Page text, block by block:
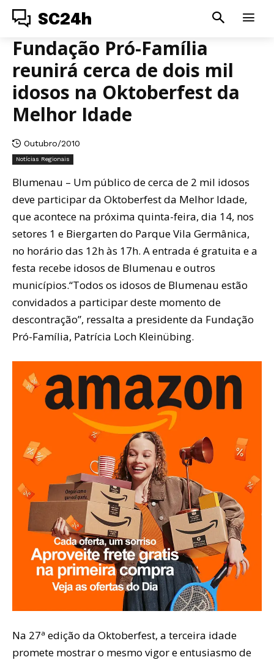
SC24h
Fundação Pró-Família
reunirá cerca de dois mil
idosos na Oktoberfest da
Melhor Idade
Outubro/2010
Notícias Regionais
Blumenau – Um público de cerca de 2 mil idosos
deve participar da Oktoberfest da Melhor Idade,
que acontece na próxima quinta-feira, dia 14, nos
setores 1 e Biergarten do Parque Vila Germânica,
no horário das 12h às 17h. A entrada é gratuita e a
festa recebe idosos de Blumenau e outros
municípios.“Todos os idosos de Blumenau estão
convidados a participar deste momento de
descontração”, ressalta a presidente da Fundação
Pró-Família, Patrícia Loch Kleinübing.
Na 27ª edição da Oktoberfest, a terceira idade
promete mostrar o mesmo vigor e entusiasmo de